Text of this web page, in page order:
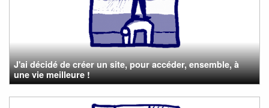
J'ai décidé de créer un site, pour accéder, ensemble, à
une vie meilleure !